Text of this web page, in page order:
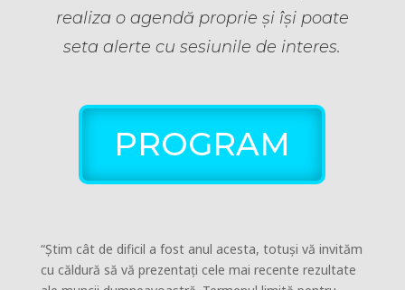
realiza o agendă proprie și își poate
seta alerte cu sesiunile de interes.
PROGRAM
“Știm cât de dificil a fost anul acesta, totuși vă invităm
cu căldură să vă prezentați cele mai recente rezultate